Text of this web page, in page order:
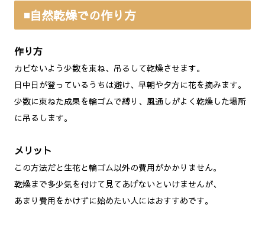
◾️自然乾燥での作り方
作り方
カビないよう少数を束ね、吊るして乾燥させます。
日中日が登っているうちは避け、早朝や夕方に花を摘みます。
少数に束ねた成果を輪ゴムで縛り、風通しがよく乾燥した場所
に吊るします。
メリット
この方法だと生花と輪ゴム以外の費用がかかりません。
乾燥まで多少気を付けて見てあげないといけませんが、
あまり費用をかけずに始めたい人にはおすすめです。